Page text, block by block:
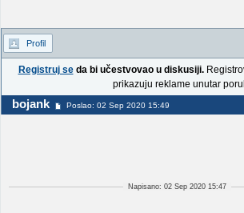
Profil
Registruj seda bi učestvovao u diskusiji.
prikazuju reklame unutar
bojank Poslao: 02 Sep 2020 15:49
Napisano: 02 Sep 2020 15:47